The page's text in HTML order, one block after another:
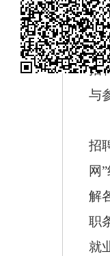
手机
打开
当前
页
信
对
招
与
招
网
解
职
就